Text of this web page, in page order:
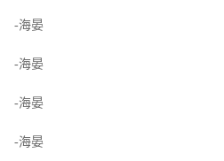
-海晏
-海晏
-海晏
-海晏